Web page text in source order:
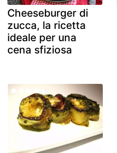
Cheeseburger di
zucca, la ricetta
ideale per una
cena sfiziosa